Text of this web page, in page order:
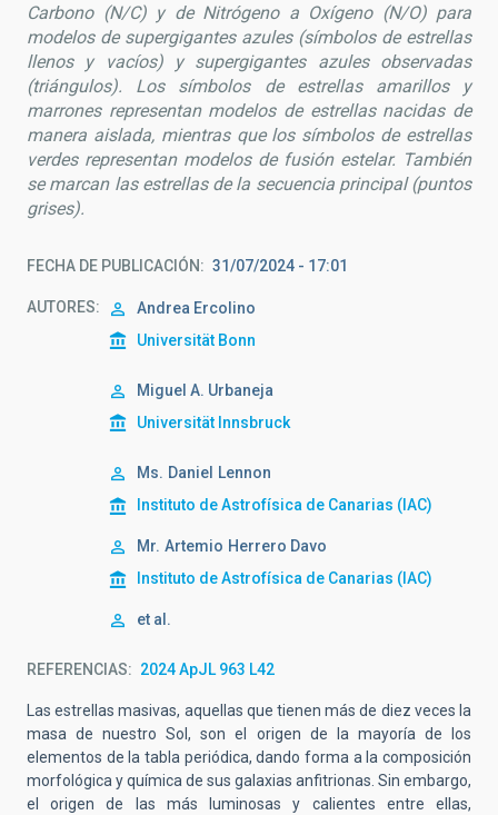
Carbono (N/C) y de Nitrógeno a Oxígeno (N/O) para
modelos de supergigantes azules (símbolos de estrellas
llenos y vacíos) y supergigantes azules observadas
(triángulos). Los símbolos de estrellas amarillos y
marrones representan modelos de estrellas nacidas de
manera aislada, mientras que los símbolos de estrellas
verdes representan modelos de fusión estelar. También
se marcan las estrellas de la secuencia principal (puntos
grises).
FECHA DE PUBLICACIÓN 31/07/2024 - 17:01
AUTORES
Andrea Ercolino
Universität Bonn
Miguel A. Urbaneja
Universität Innsbruck
Ms. Daniel
Lennon
Instituto de Astrofísica de Canarias (IAC)
Mr. Artemio Herrero Davo
Instituto de Astrofísica de Canarias (IAC)
et al.
REFERENCIAS 2024 ApJL 963 L42
Las estrellas masivas, aquellas que tienen más de diez veces la
masa de nuestro Sol, son el origen de la mayoría de los
elementos de la tabla periódica, dando forma a la composición
morfológica y química de sus galaxias anfitrionas. Sin embargo,
el origen de las más luminosas y calientes entre ellas,